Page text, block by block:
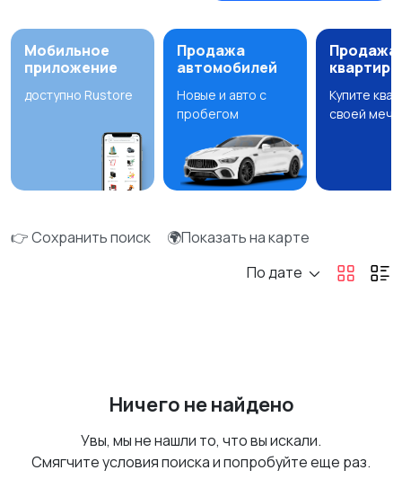
Мобильное
приложение
доступно Rustore
Продажа
автомобилей
Новые и авто с
пробегом
Продажа
квартир
Купите
своей
👉 Сохранить поиск
🌍Показать на карте
По дате
Ничего не найдено
Увы, мы не нашли то, что вы искали.
Смягчите условия поиска и попробуйте еще раз.